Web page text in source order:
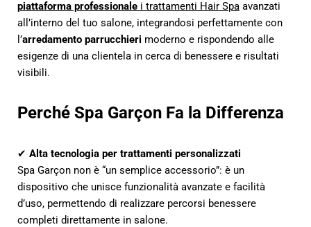
piattaforma professionale i trattamenti Hair Spa avanzati
all’interno del tuo salone, integrandosi perfettamente con
l’arredamento parrucchieri moderno e rispondendo alle
esigenze di una clientela in cerca di benessere e risultati
visibili.
Perché Spa Garçon Fa la Differenza
✔ Alta tecnologia per trattamenti personalizzati
Spa Garçon non è “un semplice accessorio”: è un
dispositivo che unisce funzionalità avanzate e facilità
d’uso, permettendo di realizzare percorsi benessere
completi direttamente in salone.